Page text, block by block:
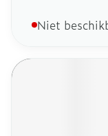
Niet